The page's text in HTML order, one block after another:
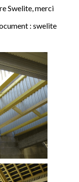
Swelite, merci
: swelite